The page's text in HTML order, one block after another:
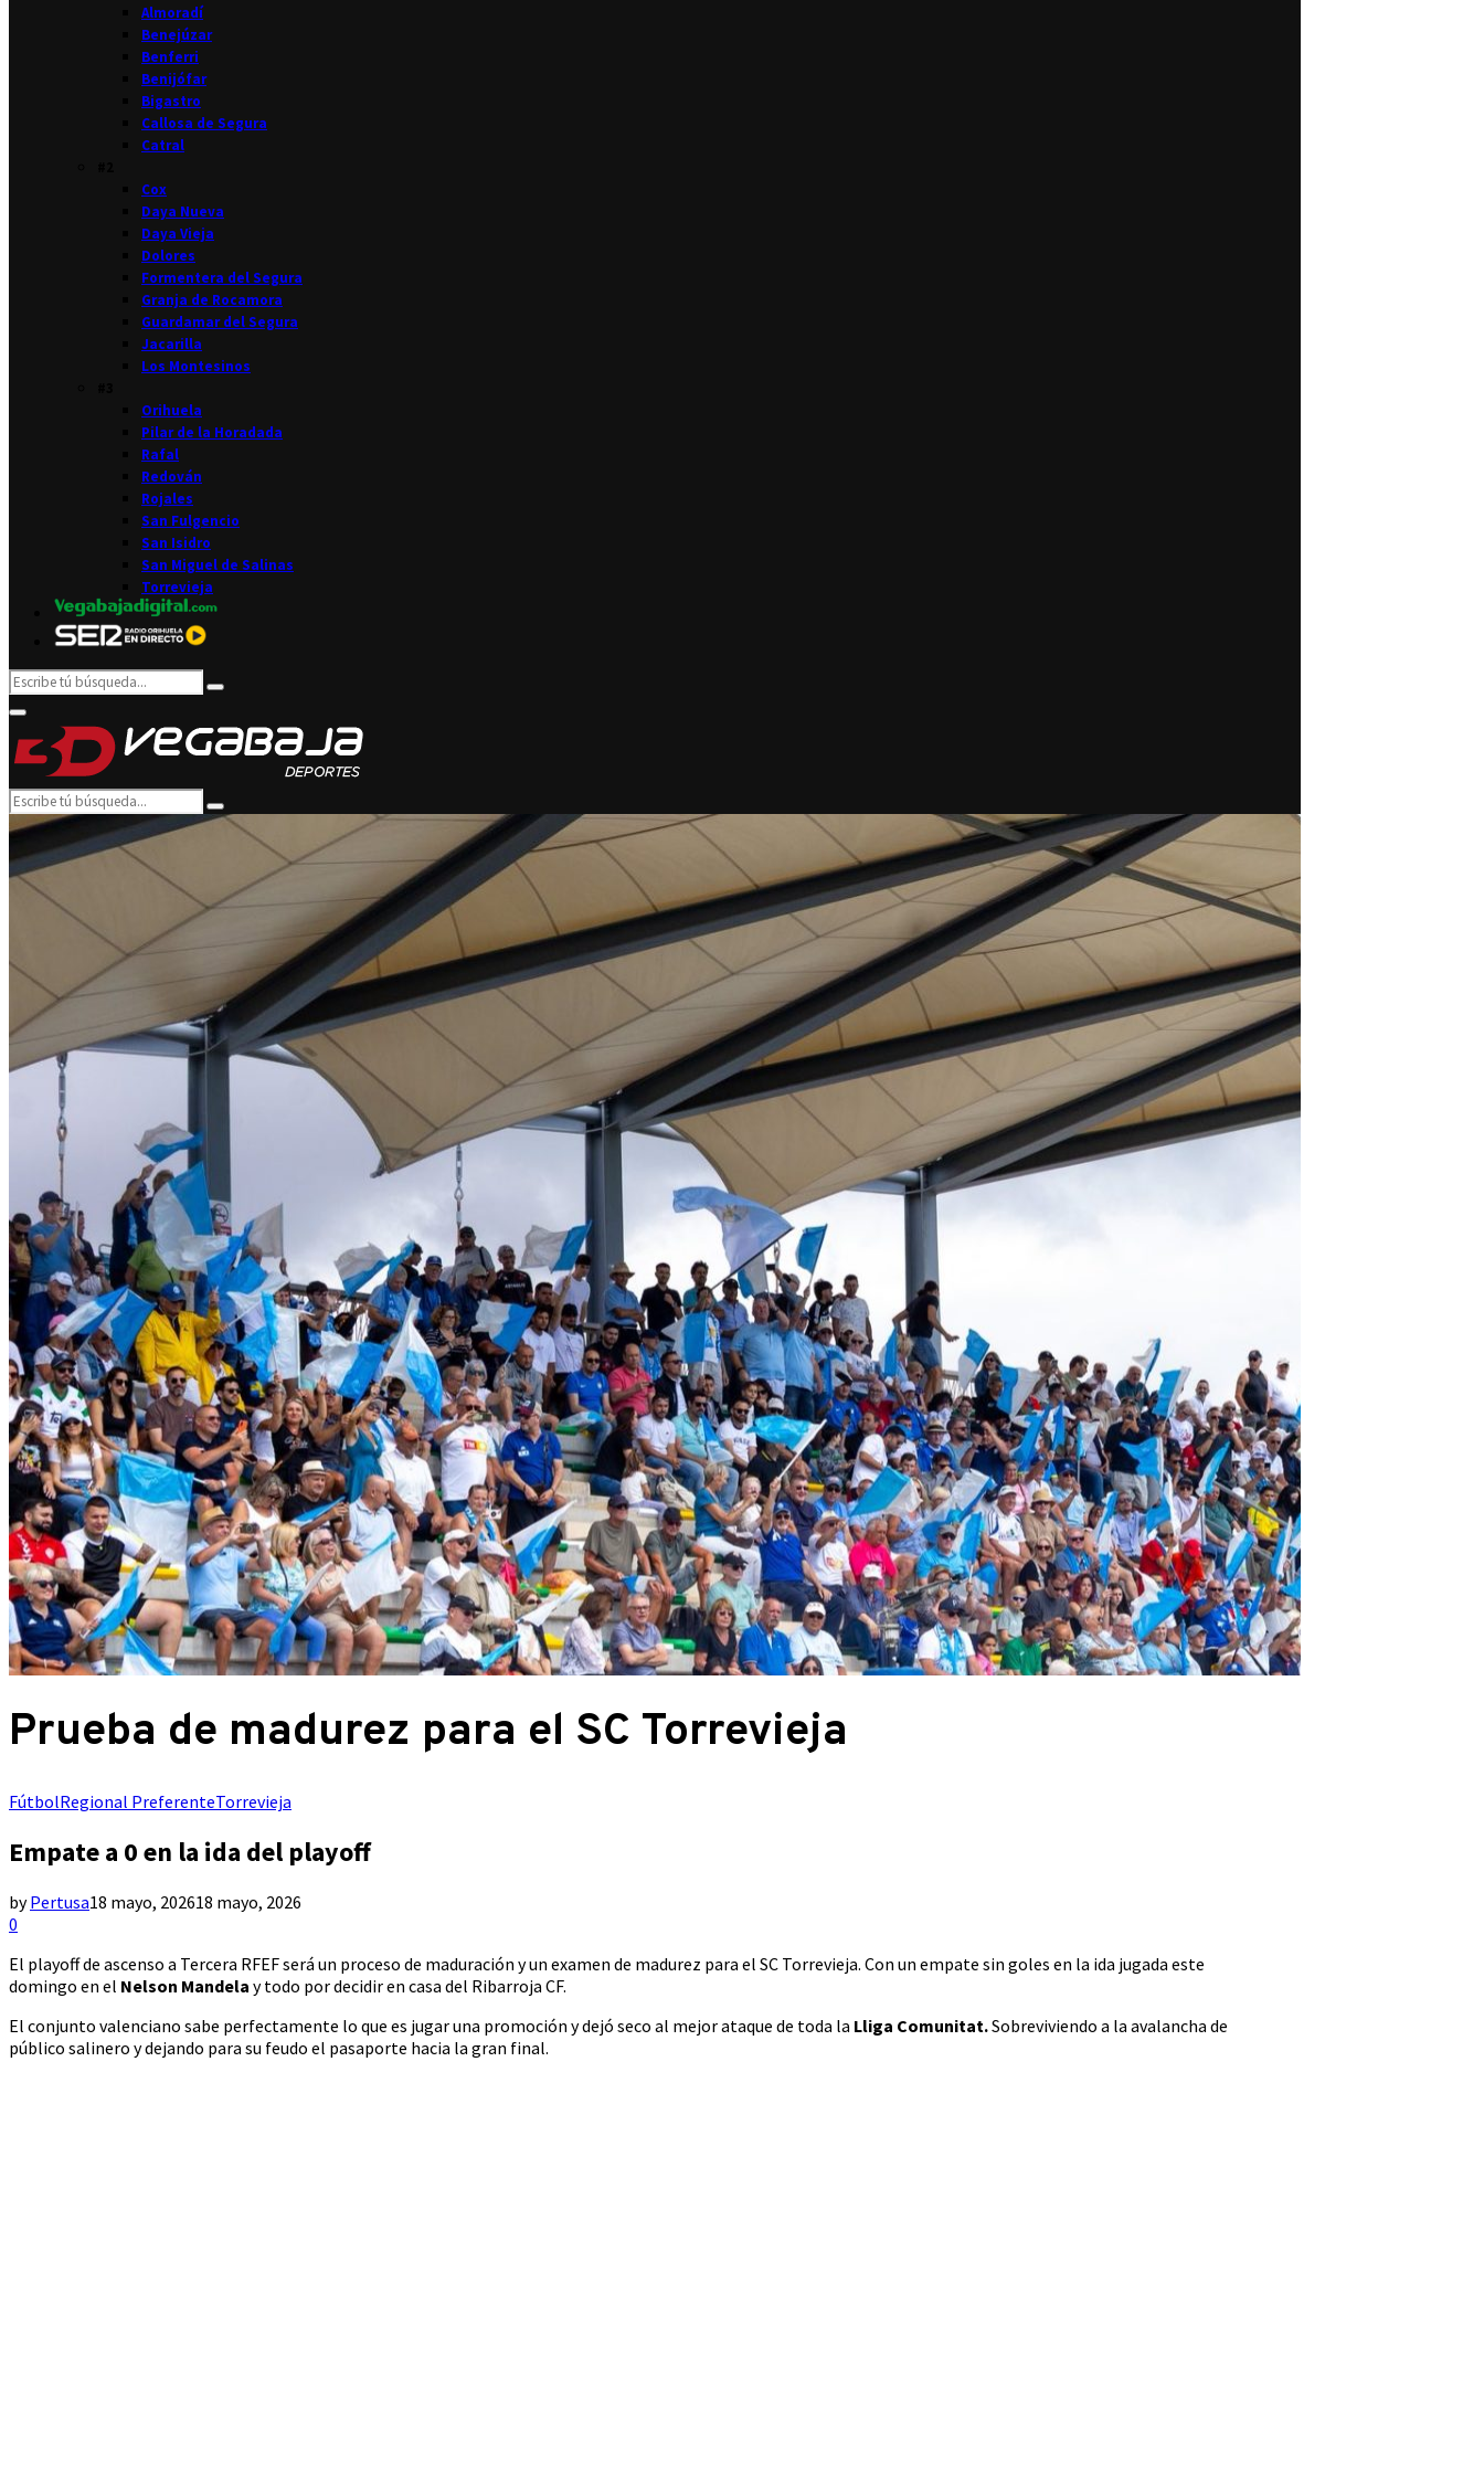
Almoradí
Benejúzar
Benferri
Benijófar
Bigastro
Callosa de Segura
Catral
Cox
Daya Nueva
Daya Vieja
Dolores
Formentera del Segura
Granja de Rocamora
Guardamar del Segura
Jacarilla
Los Montesinos
Orihuela
Pilar de la Horadada
Rafal
Redován
Rojales
San Fulgencio
San Isidro
San Miguel de Salinas
Torrevieja
Search
for:
Search
Primary
Menu
Search
for:
Search
Prueba de madurez para el SC Torrevieja
FútbolRegional PreferenteTorrevieja
Empate a 0 en la ida del playoff
byPertusa18 mayo, 202618 mayo, 2026
0
El playoff de ascenso a Tercera RFEF será un proceso de maduración y un examen de madurez para el SC Torrevieja. Con un empate sin goles en la ida jugada este
domingo en el Nelson Mandela y todo por decidir en casa del Ribarroja CF.
El conjunto valenciano sabe perfectamente lo que es jugar una promoción y dejó seco al mejor ataque de toda la Lliga Comunitat.Sobreviviendo a la avalancha de
público salinero y dejando para su feudo el pasaporte hacia la gran final.